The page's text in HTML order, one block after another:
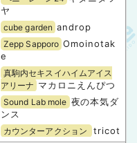
ヤ
cube garden androp
Zepp Sapporo Omoinotak
e
真駒内セキスイハイムアイス
アリーナ マカロニえんぴつ
Sound Lab mole 夜の本気ダ
ンス
カウンターアクション tricot